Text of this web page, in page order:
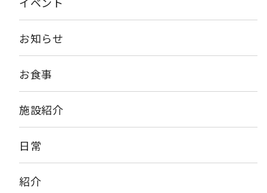
お知らせ
お食事
施設紹介
日常
紹介